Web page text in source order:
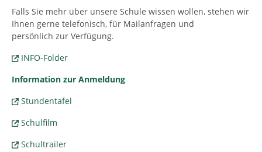
Falls Sie mehr über unsere Schule wissen wollen, stehen wir
Ihnen gerne telefonisch, für Mailanfragen und
persönlich zur Verfügung.
INFO-Folder
Information zur Anmeldung
Stundentafel
Schulfilm
Schultrailer